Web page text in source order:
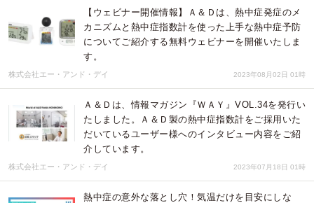
【ウェビナー開催情報】Ａ＆Ｄは、熱中症発症のメ
カニズムと熱中症指数計を使った上手な熱中症予防
についてご紹介する無料ウェビナーを開催いたしま
す。
株式会社エー・アンド・デイ 2023年08月02日 01時
Ａ＆Ｄは、情報マガジン『ＷＡＹ』VOL.34を発行い
たしました。Ａ＆Ｄ製の熱中症指数計をご採用いた
だいているユーザー様へのインタビュー内容をご紹
介しています。
株式会社エー・アンド・デイ 2023年07月18日 01時
熱中症の意外な落とし穴！気温だけを目安にしな